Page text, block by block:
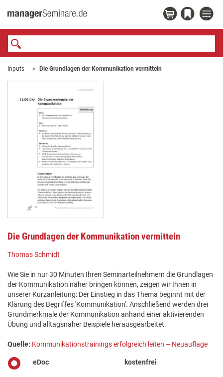
Inputs Die Grundlagen der Kommunikation vermitteln
Die Grundlagen der Kommunikation vermitteln
Thomas Schmidt
Wie Sie in nur 30 Minuten Ihren Seminarteilnehmern die Grundlagen
der Kommunikation näher bringen können, zeigen wir Ihnen in
unserer Kurzanleitung: Der Einstieg in das Thema beginnt mit der
Klärung des Begriffes 'Kommunikation'. Anschließend werden drei
Grundmerkmale der Kommunikation anhand einer aktivierenden
Übung und alltagsnaher Beispiele herausgearbeitet.
Quelle: Kommunikationstrainings erfolgreich leiten – Neuauflage
eDoc kostenfrei